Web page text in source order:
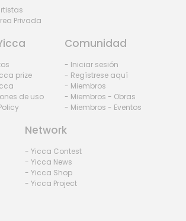
Privada
prize
de uso
Comunidad
- Iniciar sesión
- Regístrese aquí
- Miembros
- Miembros - Obras
- Miembros - Eventos
Network
- Yicca Contest
- Yicca News
- Yicca Shop
- Yicca Project